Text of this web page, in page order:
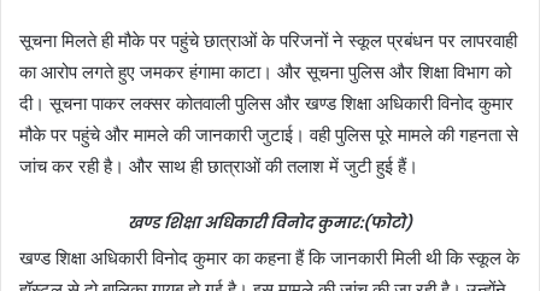
सूचना मिलते ही मौके पर पहुंचे छात्राओं के परिजनों ने स्कूल प्रबंधन पर लापरवाही
का आरोप लगते हुए जमकर हंगामा काटा। और सूचना पुलिस और शिक्षा विभाग को
दी। सूचना पाकर लक्सर कोतवाली पुलिस और खण्ड शिक्षा अधिकारी विनोद कुमार
मौके पर पहुंचे और मामले की जानकारी जुटाई। वही पुलिस पूरे मामले की गहनता से
जांच कर रही है। और साथ ही छात्राओं की तलाश में जुटी हुई हैं।
खण्ड शिक्षा अधिकारी विनोद कुमार:(फोटो)
खण्ड शिक्षा अधिकारी विनोद कुमार का कहना हैं कि जानकारी मिली थी कि स्कूल के